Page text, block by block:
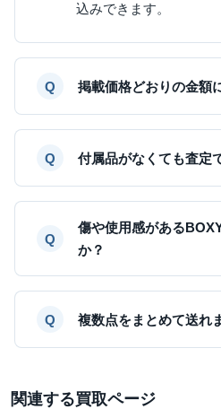
込みできます。
掲載価格どおりの金額
付属品がなくても査定
傷や使用感がある
か？
複数点をまとめて送れ
関連する買取ページ